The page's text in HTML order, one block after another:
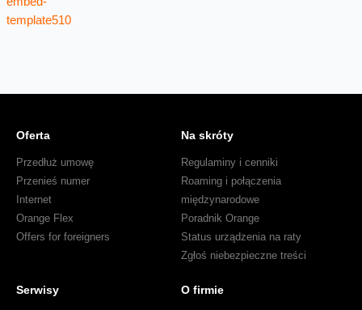
Oferta
Przedłuż umowę
Przenieś numer
Internet
Orange Flex
Offers for foreigners
Na skróty
Regulaminy i cenniki
Roaming i połączenia
międzynarodowe
Poradnik Orange
Status urządzenia na raty
Zgłoś niebezpieczne treści
Serwisy O firmie